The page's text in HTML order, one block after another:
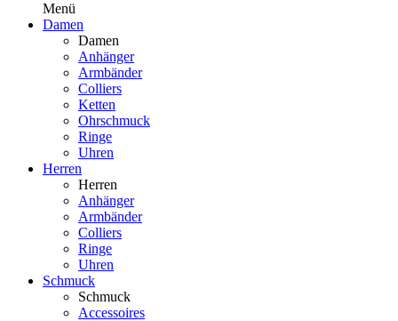
Menü
Damen
Damen
Anhänger
Armbänder
Colliers
Ketten
Ohrschmuck
Ringe
Uhren
Herren
Herren
Anhänger
Armbänder
Colliers
Ringe
Uhren
Schmuck
Schmuck
Accessoires